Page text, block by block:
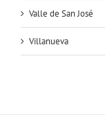
Valle de San José
Villanueva